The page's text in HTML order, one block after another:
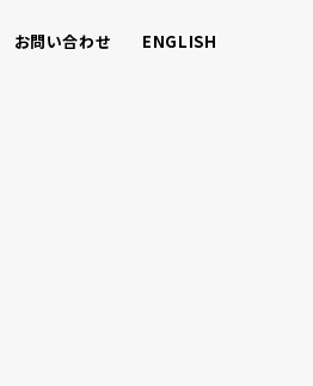
お問い合わせ ENGLISH